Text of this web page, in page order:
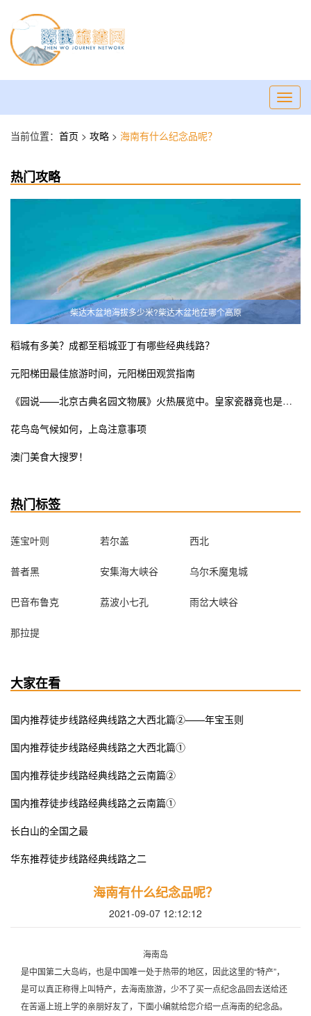
当前位置： 首页 > 攻略 > 海南有什么纪念品呢？
热门攻略
柴达木盆地海拔多少米?柴达木盆地在哪个高原
稻城有多美？成都至稻城亚丁有哪些经典线路？
元阳梯田最佳旅游时间，元阳梯田观赏指南
《园说——北京古典名园文物展》火热展览中。皇家瓷器竟也是少女粉ins风？错过这次展览遗憾终生
花鸟岛气候如何，上岛注意事项
澳门美食大搜罗！
热门标签
莲宝叶则 若尔盖 西北
普者黑 安集海大峡谷 乌尔禾魔鬼城
巴音布鲁克 荔波小七孔 雨岔大峡谷
那拉提
大家在看
国内推荐徒步线路经典线路之大西北篇②——年宝玉则
国内推荐徒步线路经典线路之大西北篇①
国内推荐徒步线路经典线路之云南篇②
国内推荐徒步线路经典线路之云南篇①
长白山的全国之最
华东推荐徒步线路经典线路之二
海南有什么纪念品呢？
2021-09-07 12:12:12
海南岛
是中国第二大岛屿，也是中国唯一处于热带的地区，因此这里的“特产”，
是可以真正称得上叫特产，去海南旅游，少不了买一点纪念品回去送给还
在苦逼上班上学的亲朋好友了，下面小编就给您介绍一点海南的纪念品。